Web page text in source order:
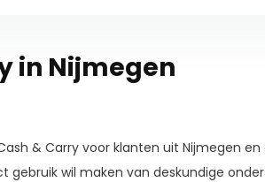
in Nijmegen
& Carry voor klanten uit Nijmegen
gebruik wil maken van deskundige